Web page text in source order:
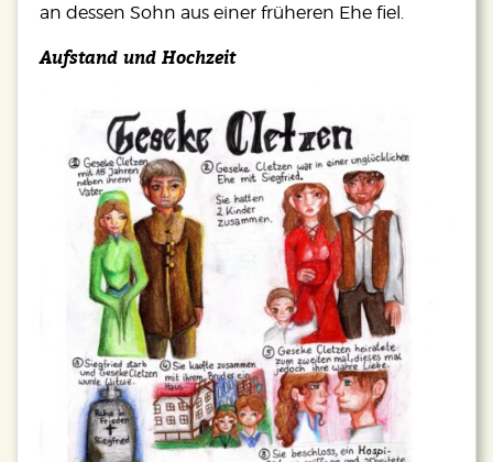
an dessen Sohn aus einer früheren Ehe fiel.
Aufstand und Hochzeit